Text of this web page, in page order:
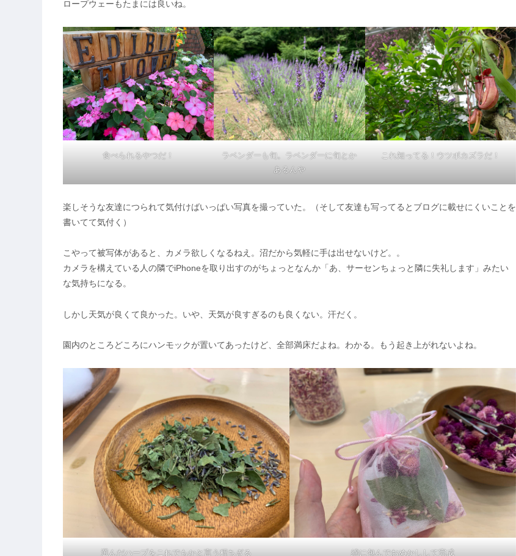
ロープウェーもたまには良いね。
食べられるやつだ！
ラベンダーも旬。ラベンダーに旬とか
あるんや
これ知ってる！ウツボカズラだ！
楽しそうな友達につられて気付けばいっぱい写真を撮っていた。（そして友達も写ってるとブログに載せにくいことを
書いてて気付く）
こやって被写体があると、カメラ欲しくなるねえ。沼だから気軽に手は出せないけど。。
カメラを構えている人の隣でiPhoneを取り出すのがちょっとなんか「あ、サーセンちょっと隣に失礼します」みたい
な気持ちになる。
しかし天気が良くて良かった。いや、天気が良すぎるのも良くない。汗だく。
園内のところどころにハンモックが置いてあったけど、全部満床だよね。わかる。もう起き上がれないよね。
選んだハーブをこれでもかと言う程ちぎる 綿に包んでおめかしして完成